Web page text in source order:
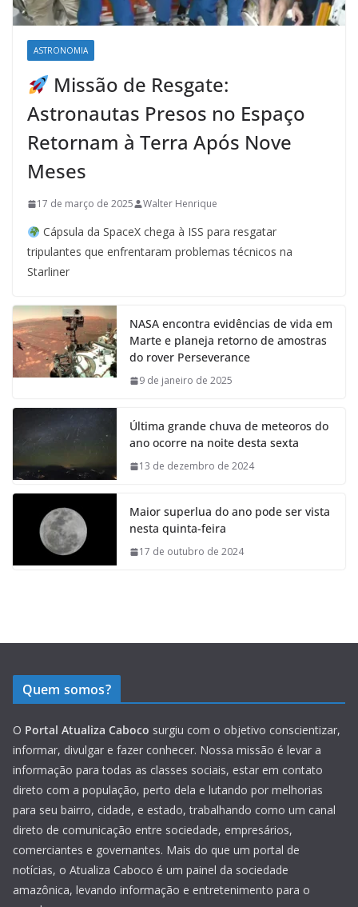
ASTRONOMIA
Missão de Resgate:
Astronautas Presos no Espaço
Retornam à Terra Após Nove
Meses
17 de março de 2025 Walter Henrique
Cápsula da SpaceX chega à ISS para resgatar
tripulantes que enfrentaram problemas técnicos na
Starliner
NASA encontra evidências de vida em
Marte e planeja retorno de amostras
do rover Perseverance
9 de janeiro de 2025
Última grande chuva de meteoros do
ano ocorre na noite desta sexta
13 de dezembro de 2024
Maior superlua do ano pode ser vista
nesta quinta-feira
17 de outubro de 2024
Quem somos?
O Portal Atualiza Caboco surgiu com o objetivo conscientizar,
informar, divulgar e fazer conhecer. Nossa missão é levar a
informação para todas as classes sociais, estar em contato
direto com a população, perto dela e lutando por melhorias
para seu bairro, cidade, e estado, trabalhando como um canal
direto de comunicação entre sociedade, empresários,
comerciantes e governantes. Mais do que um portal de
notícias, o Atualiza Caboco é um painel da sociedade
amazônica, levando informação e entretenimento para o